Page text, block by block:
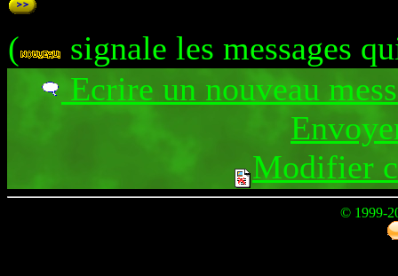
(
signale les messages
Ecrire un nouveau
Modifier
© 1999-